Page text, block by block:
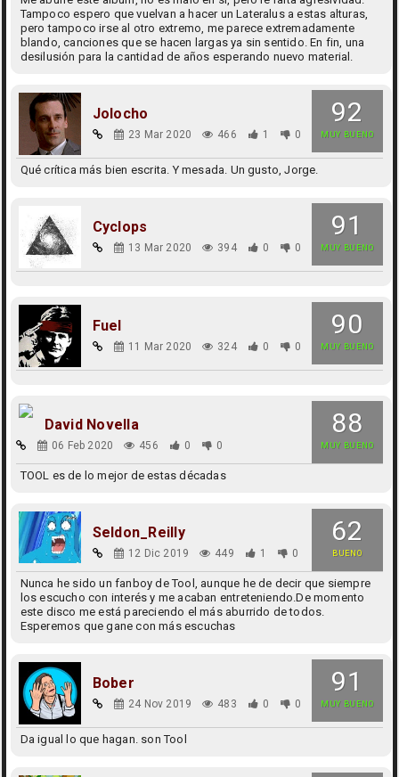
Tampoco espero que vuelvan a hacer un Lateralus a estas alturas,
pero tampoco irse al otro extremo, me parece extremadamente
blando, canciones que se hacen largas ya sin sentido. En fin, una
desilusión para la cantidad de años esperando nuevo material.
92
MUY BUENO
Jolocho
23 Mar 2020 466 1 0
Qué crítica más bien escrita. Y mesada. Un gusto, Jorge.
91
MUY BUENO
Cyclops
13 Mar 2020 394 0 0
90
MUY BUENO
Fuel
11 Mar 2020 324 0 0
88
MUY BUENO
David Novella
06 Feb 2020 456 0 0
TOOL es de lo mejor de estas décadas
62
BUENO
Seldon_Reilly
12 Dic 2019 449 1 0
Nunca he sido un fanboy de Tool, aunque he de decir que siempre
los escucho con interés y me acaban entreteniendo.De momento
este disco me está pareciendo el más aburrido de todos.
Esperemos que gane con más escuchas
91
MUY BUENO
Bober
24 Nov 2019 483 0 0
Da igual lo que hagan. son Tool